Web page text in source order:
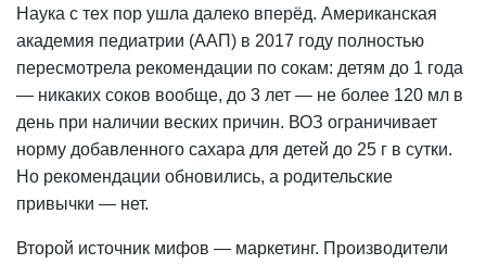
Наука с тех пор ушла далеко вперёд. Американская
академия педиатрии (ААП) в 2017 году полностью
пересмотрела рекомендации по сокам: детям до 1 года
— никаких соков вообще, до 3 лет — не более 120 мл в
день при наличии веских причин. ВОЗ ограничивает
норму добавленного сахара для детей до 25 г в сутки.
Но рекомендации обновились, а родительские
привычки — нет.
Второй источник мифов — маркетинг. Производители